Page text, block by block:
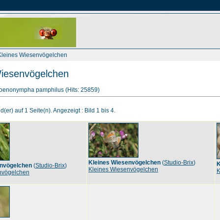
Wiesenvögelchen
pamphilus (Hits: 25859)
auf 1 Seite(n). Angezeigt : Bild 1 bis 4.
(Studio-Brix)
Kleines Wiesenvögelchen (Studio-Brix)
Kleines Wiesenvögelchen